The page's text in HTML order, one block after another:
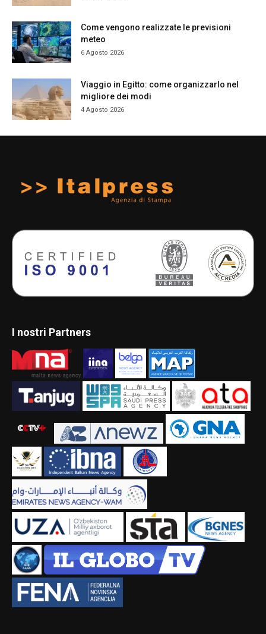
Come vengono realizzate le previsioni
meteo
6 Agosto 2026
Viaggio in Egitto: come organizzarlo nel
migliore dei modi
4 Agosto 2026
I nostri Partners